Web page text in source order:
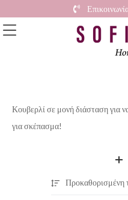
Κουβερλί σε μονή διάσταση για
για σκέπασμα!
Προκαθορισμένη